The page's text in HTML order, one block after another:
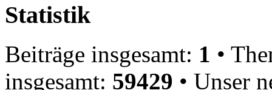
Statistik
Beiträge insgesamt: 1 •
insgesamt: 59429 • Unser